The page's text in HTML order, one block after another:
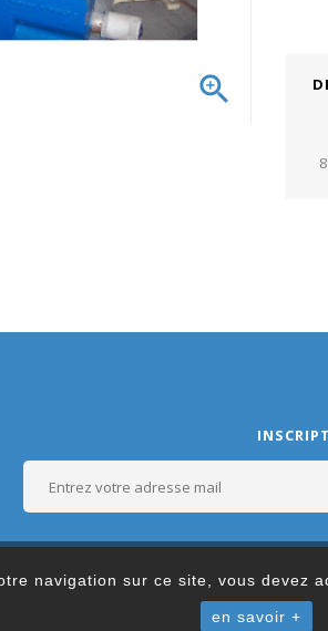
navigation sur ce site, vous devez
en savoir +
